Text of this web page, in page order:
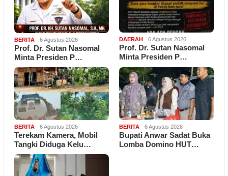
BERITA 6 Agustus 2026
Prof. Dr. Sutan Nasomal
Minta Presiden P…
DAERAH 6 Agustus 2026
Prof. Dr. Sutan Nasomal
Minta Presiden P…
BERITA 6 Agustus 2026
Terekam Kamera, Mobil
Tangki Diduga Kelu…
BERITA 6 Agustus 2026
Bupati Anwar Sadat Buka
Lomba Domino HUT…